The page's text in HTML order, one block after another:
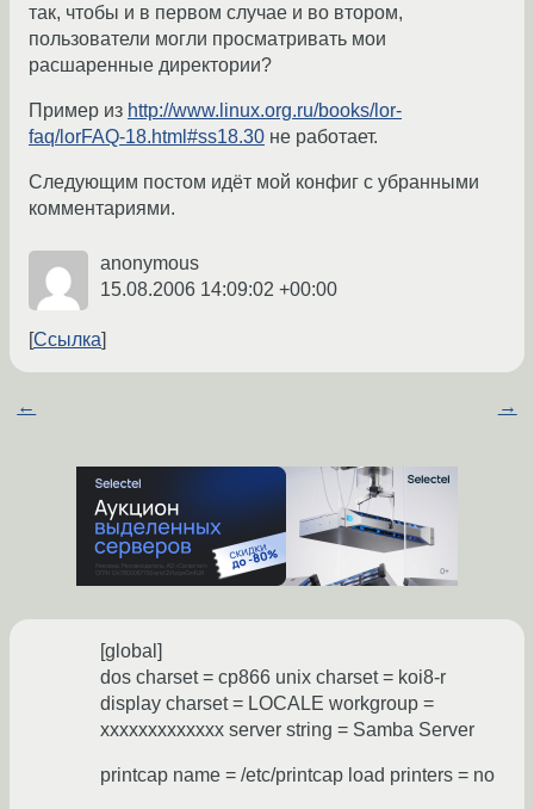
так, чтобы и в первом случае и во втором,
пользователи могли просматривать мои
расшаренные директории?
Пример из http://www.linux.org.ru/books/lor-
faq/lorFAQ-18.html#ss18.30 не работает.
Следующим постом идёт мой конфиг с убранными
комментариями.
anonymous
15.08.2006 14:09:02 +00:00
Ссылка
← →
[global]
dos charset = cp866 unix charset = koi8-r
display charset = LOCALE workgroup =
xxxxxxxxxxxxx server string = Samba Server
printcap name = /etc/printcap load printers = no